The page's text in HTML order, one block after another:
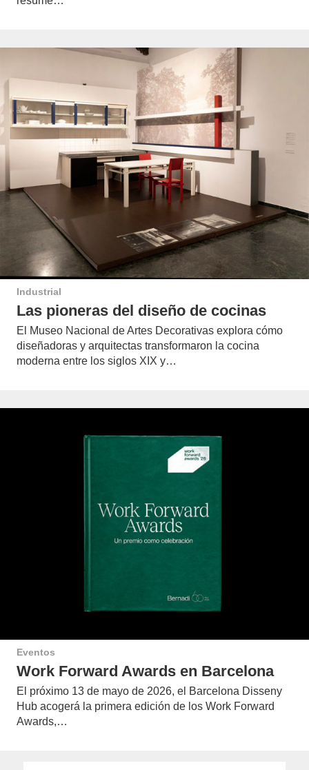
Industrial
Las pioneras del diseño de cocinas
El Museo Nacional de Artes Decorativas explora cómo
diseñadoras y arquitectas transformaron la cocina
moderna entre los siglos XIX y…
Eventos
Work Forward Awards en Barcelona
El próximo 13 de mayo de 2026, el Barcelona Disseny
Hub acogerá la primera edición de los Work Forward
Awards,…